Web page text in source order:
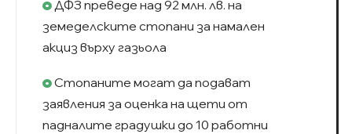
ДФЗ преведе над 92 млн. лв. на
земеделските стопани за намален
акциз върху газьола
Стопаните могат да подават
заявления за оценка на щети от
падналите градушки до 10 работни